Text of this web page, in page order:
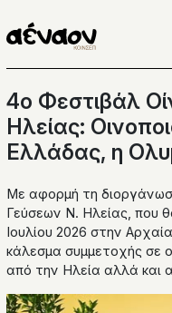
στο
περιεχόμενο
4ο Φεστιβάλ
Ηλείας:
Ελλάδας, η
Με αφορμή τη
Γεύσεων Ν. Ηλείας, που
Ιουλίου 2026 στην
κάλεσμα συμμετοχής σε
από την Ηλεία αλλά και